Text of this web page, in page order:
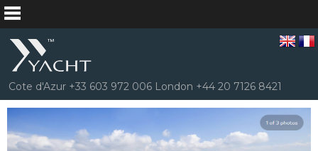
Cote d'Azur +33 603 972 006 London +44 20 7126 8421